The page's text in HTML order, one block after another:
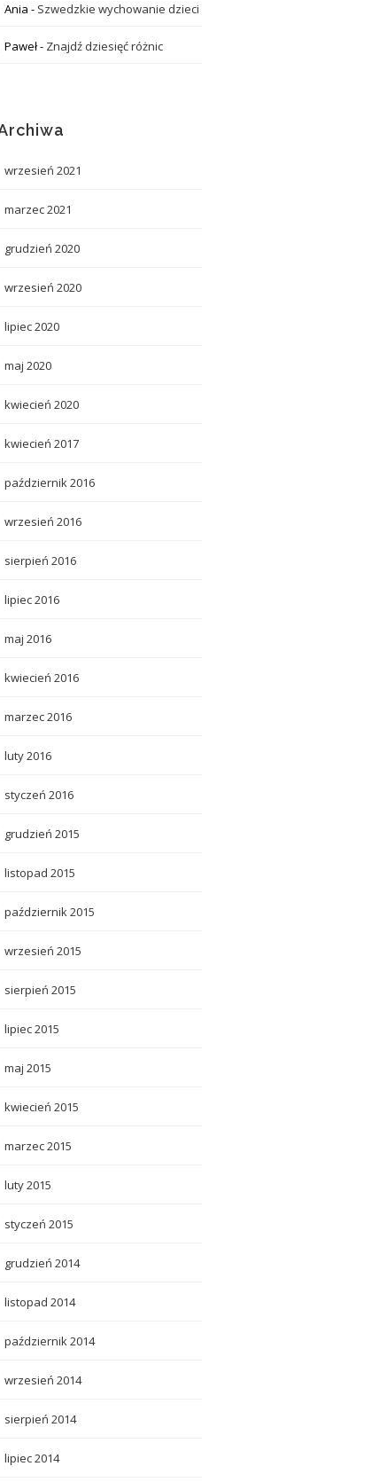
Ania - Szwedzkie wychowanie dzieci
Paweł- Znajdź dziesięć różnic
wrzesień 2021
marzec 2021
grudzień 2020
wrzesień 2020
lipiec 2020
maj 2020
kwiecień 2020
kwiecień 2017
październik 2016
wrzesień 2016
sierpień 2016
lipiec 2016
maj 2016
kwiecień 2016
marzec 2016
luty 2016
styczeń 2016
grudzień 2015
listopad 2015
październik 2015
wrzesień 2015
sierpień 2015
lipiec 2015
maj 2015
kwiecień 2015
marzec 2015
luty 2015
styczeń 2015
grudzień 2014
listopad 2014
październik 2014
wrzesień 2014
sierpień 2014
lipiec 2014